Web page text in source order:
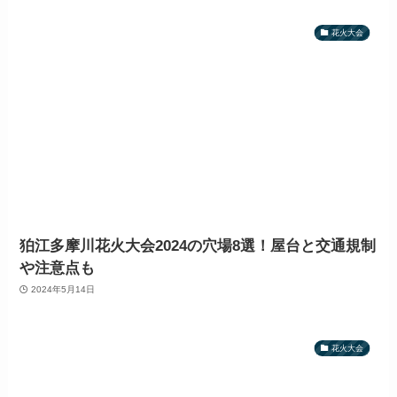
花火大会
狛江多摩川花火大会2024の穴場8選！屋台と交通規制
や注意点も
2024年5月14日
花火大会